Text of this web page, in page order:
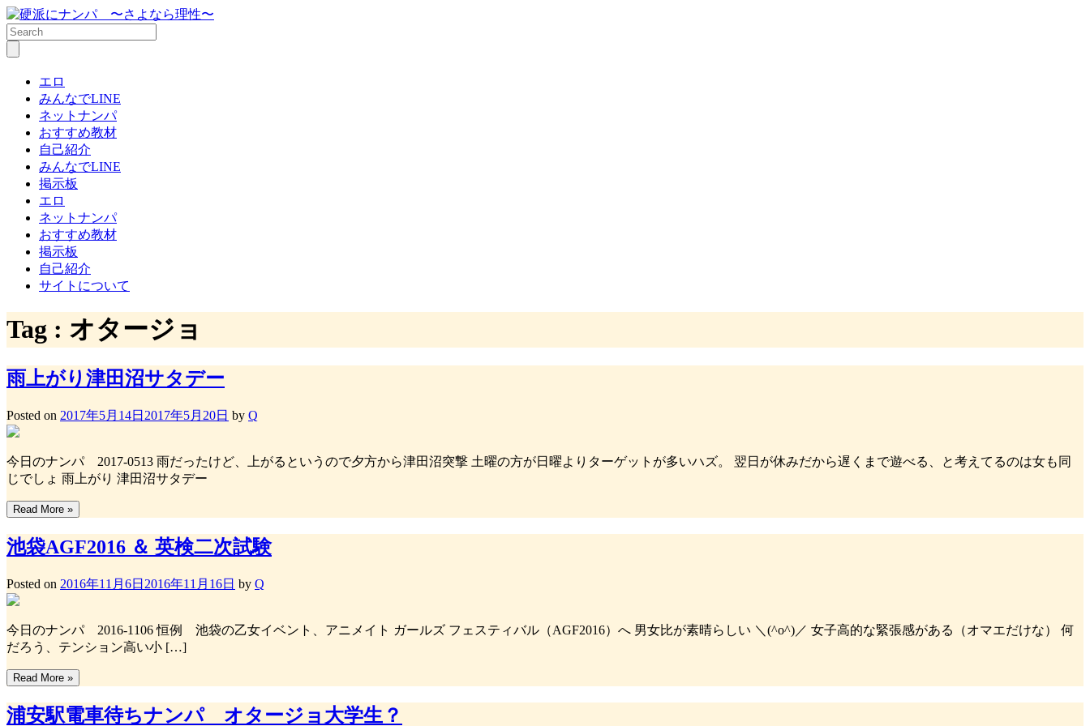
エロ
みんなでLINE
ネットナンパ
おすすめ教材
自己紹介
みんなでLINE
掲示板
エロ
ネットナンパ
おすすめ教材
掲示板
自己紹介
サイトについて
Tag : オタージョ
雨上がり津田沼サタデー
Posted on 2017年5月14日 2017年5月20日 by Q
今日のナンパ 2017-0513 雨だったけど、上がるというので夕方から津田沼突撃 土曜の方が日曜よりターゲットが多いハズ。 翌日が休みだから遅くまで遊べる、と考えてるのは女も同
じでしょ 雨上がり 津田沼サタデー
Read More »
池袋AGF2016 ＆ 英検二次試験
Posted on 2016年11月6日 2016年11月16日 by Q
今日のナンパ 2016-1106 恒例 池袋の乙女イベント、アニメイト ガールズ フェスティバル（AGF2016）へ 男女比が素晴らしい ＼(^o^)／ 女子高的な緊張感がある（オマエだけな） 何
だろう、テンション高い小 […]
Read More »
浦安駅電車待ちナンパ オタージョ大学生？